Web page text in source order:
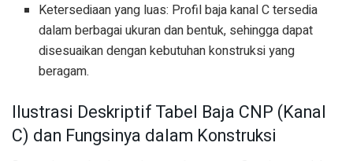
Ketersediaan yang luas: Profil baja kanal C tersedia
dalam berbagai ukuran dan bentuk, sehingga dapat
disesuaikan dengan kebutuhan konstruksi yang
beragam.
Ilustrasi Deskriptif Tabel Baja CNP (Kanal
C) dan Fungsinya dalam Konstruksi